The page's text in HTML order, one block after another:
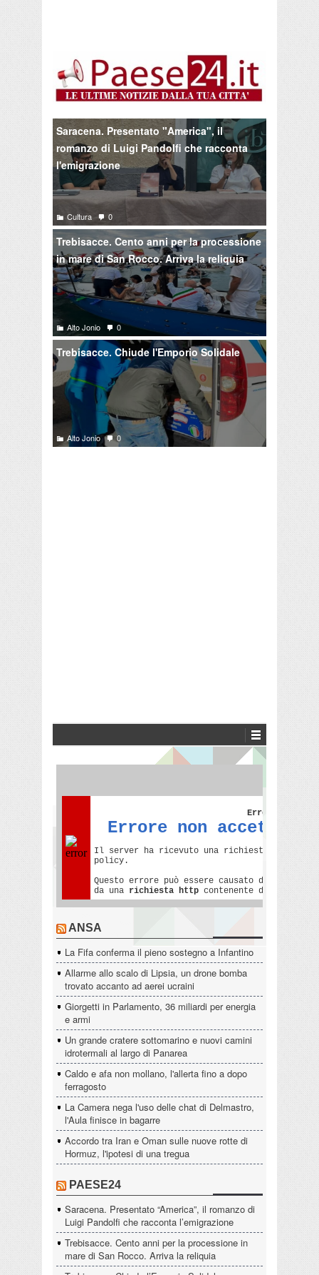
Saracena. Presentato "America", il
romanzo di Luigi Pandolfi che racconta
l'emigrazione
Cultura 0
Trebisacce. Cento anni per la processione
in mare di San Rocco. Arriva la reliquia
Alto Jonio 0
Trebisacce. Chiude l'Emporio Solidale
Alto Jonio 0
ANSA
La Fifa conferma il pieno sostegno a Infantino
Allarme allo scalo di Lipsia, un drone bomba
trovato accanto ad aerei ucraini
Giorgetti in Parlamento, 36 miliardi per energia
e armi
Un grande cratere sottomarino e nuovi camini
idrotermali al largo di Panarea
Caldo e afa non mollano, l'allerta fino a dopo
ferragosto
La Camera nega l'uso delle chat di Delmastro,
l'Aula finisce in bagarre
Accordo tra Iran e Oman sulle nuove rotte di
Hormuz, l'ipotesi di una tregua
PAESE24
Saracena. Presentato “America”, il romanzo di
Luigi Pandolfi che racconta l’emigrazione
Trebisacce. Cento anni per la processione in
mare di San Rocco. Arriva la reliquia